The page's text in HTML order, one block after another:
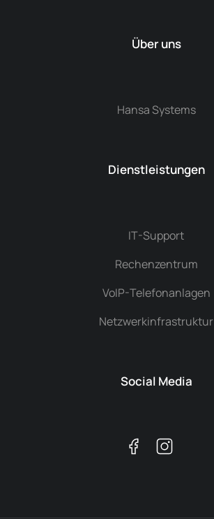
Über uns
Hansa Systems
Dienstleistungen
IT-Support
Rechenzentrum
VoIP-Telefonanlagen
Netzwerkinfrastruktur
Social Media